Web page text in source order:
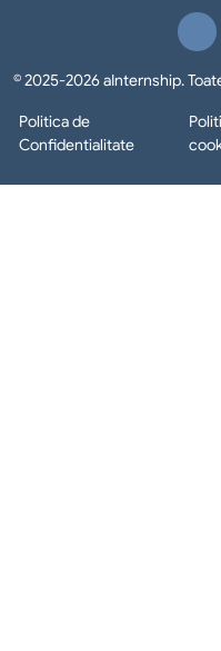
© 2025-2026 aInternship.
Politica de
Confidentialitate